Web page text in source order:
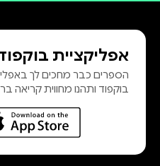
אפליקציית
הספרים כבר מחכים לך
בוקפוד ותהנו מחווית קריאה